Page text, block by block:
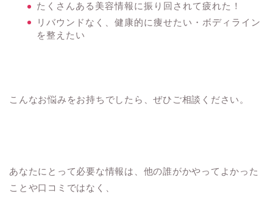
たくさんある美容情報に振り回されて疲れた！
リバウンドなく、健康的に痩せたい・ボディライン
を整えたい
こんなお悩みをお持ちでしたら、ぜひご相談ください。
あなたにとって必要な情報は、他の誰がかやってよかった
ことや口コミではなく、